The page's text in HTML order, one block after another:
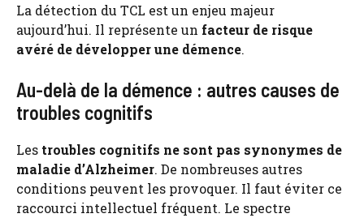
La détection du TCL est un enjeu majeur
aujourd’hui. Il représente un facteur de risque
avéré de développer une démence.
Au-delà de la démence : autres causes de
troubles cognitifs
Les troubles cognitifs ne sont pas synonymes de
maladie d’Alzheimer. De nombreuses autres
conditions peuvent les provoquer. Il faut éviter ce
raccourci intellectuel fréquent. Le spectre